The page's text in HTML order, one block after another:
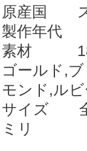
品
番
号
2587】
個
原産国
製作年代
素材 18金
ゴールド,
モンド,ルビ
サイズ 全
ミリ